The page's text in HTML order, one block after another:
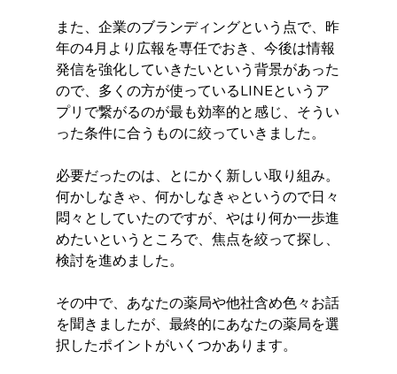
また、企業のブランディングという点で、昨
年の4月より広報を専任でおき、今後は情報
発信を強化していきたいという背景があった
ので、多くの方が使っているLINEというア
プリで繋がるのが最も効率的と感じ、そうい
った条件に合うものに絞っていきました。
必要だったのは、とにかく新しい取り組み。
何かしなきゃ、何かしなきゃというので日々
悶々としていたのですが、やはり何か一歩進
めたいというところで、焦点を絞って探し、
検討を進めました。
その中で、あなたの薬局や他社含め色々お話
を聞きましたが、最終的にあなたの薬局を選
択したポイントがいくつかあります。